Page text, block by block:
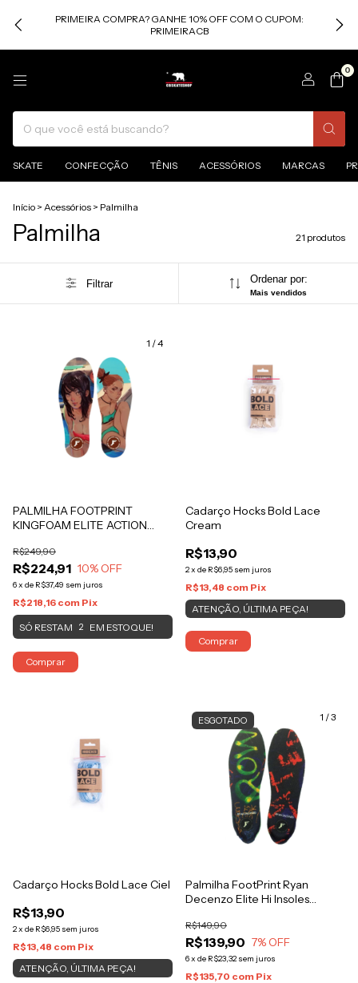
PRIMEIRA COMPRA? GANHE 10% OFF COM O CUPOM:
PRIMEIRACB
0
SKATE CONFECÇÃO TÊNIS ACESSÓRIOS MARCAS
Início > Acessórios > Palmilha
Palmilha 21 produtos
Filtrar Ordenar por:
Mais vendidos
1 /4
PALMILHA FOOTPRINT
KINGFOAM ELITE ACTION
COLLECTIV 2D Panda
R$224,91
R$249,90
10% OFF
6x de R$37,49 sem juros
R$218,16 com Pix
SÓ RESTAM 2 EM ESTOQUE!
Comprar
Cadarço Hocks Bold Lace
Cream
R$13,90
2x de R$6,95 sem juros
R$13,48 com Pix
ATENÇÃO, ÚLTIMA PEÇA!
Comprar
Cadarço Hocks Bold Lace Ciel
R$13,90
2x de R$6,95 sem juros
R$13,48 com Pix
ATENÇÃO, ÚLTIMA PEÇA!
1 /3
ESGOTADO
Palmilha FootPrint Ryan
Decenzo Elite Hi Insoles
R$139,90
R$149,90
7% OFF
6x de R$23,32 sem juros
R$135,70 com Pix